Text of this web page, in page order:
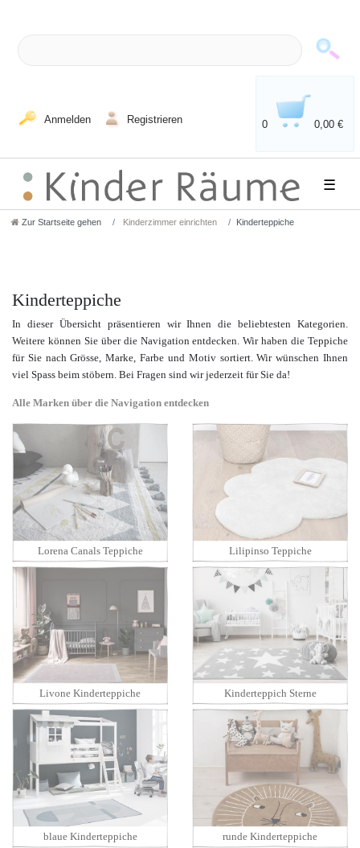
Anmelden Registrieren 0 0,00 €
☰
Zur Startseite gehen Kinderzimmer einrichten Kinderteppiche
Kinderteppiche
In dieser Übersicht präsentieren wir Ihnen die beliebtesten Kategorien.
Weitere können Sie über die Navigation entdecken. Wir haben die Teppiche
für Sie nach Grösse, Marke, Farbe und Motiv sortiert.Wir wünschen Ihnen
viel Spass beim stöbern. Bei Fragen sind wir jederzeit für Sie da!
Alle Marken über die Navigation entdecken
Lorena Canals Teppiche Lilipinso Teppiche
Livone Kinderteppiche Kinderteppich Sterne
blaue Kinderteppiche runde Kinderteppiche